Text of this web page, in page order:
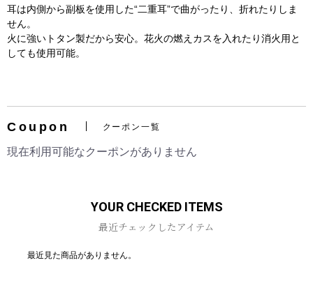
耳は内側から副板を使用した“二重耳”で曲がったり、折れたりしま
せん。
火に強いトタン製だから安心。花火の燃えカスを入れたり消火用と
しても使用可能。
Coupon クーポン一覧
現在利用可能なクーポンがありません
YOUR CHECKED ITEMS
最近チェックしたアイテム
最近見た商品がありません。